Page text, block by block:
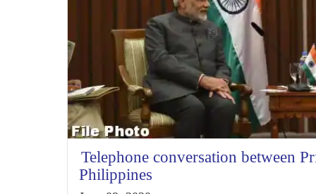
Telephone conversation between
Philippines